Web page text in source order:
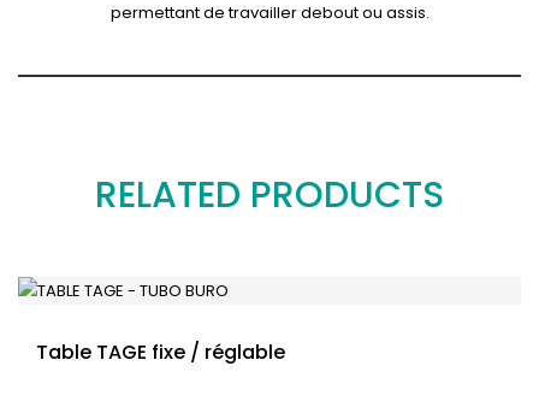
permettant de travailler debout ou assis.
RELATED PRODUCTS
Table TAGE fixe / réglable